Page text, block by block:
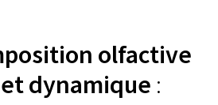
olfactive
dynamique :